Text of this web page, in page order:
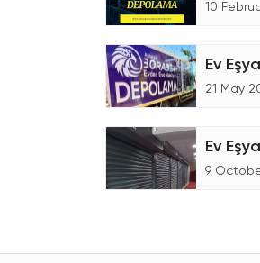
10
21 May
9